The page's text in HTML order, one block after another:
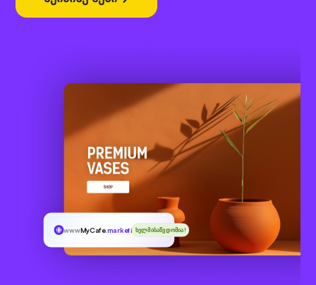
wwwMyCafe.marketingხელმისაწვდომია!